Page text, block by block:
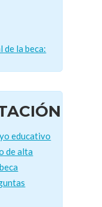
de la beca:
educativo
de alta